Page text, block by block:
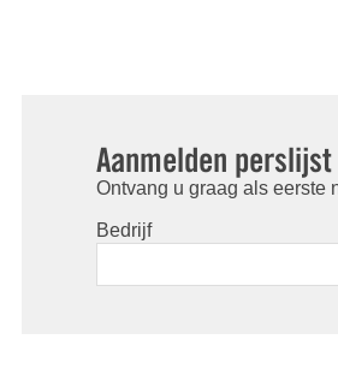
Aanmelden perslijst
Ontvang u graag als eerste
Bedrijf